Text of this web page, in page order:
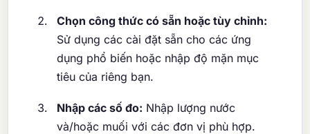
Chọn công thức có sẵn hoặc tùy chỉnh:
Sử dụng các cài đặt sẵn cho các ứng
dụng phổ biến hoặc nhập độ mặn mục
tiêu của riêng bạn.
Nhập các số đo: Nhập lượng nước
và/hoặc muối với các đơn vị phù hợp.